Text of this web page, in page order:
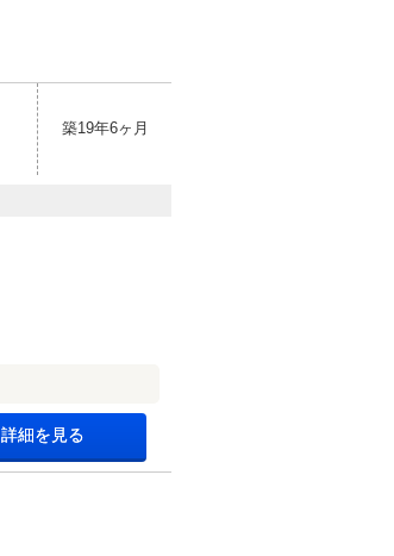
築19年6ヶ月
詳細を見る